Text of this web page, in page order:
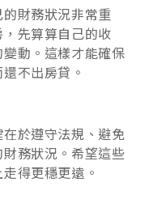
財務狀況非常重
先算算自己的收
動。這樣才能確保
不出房貸。
於遵守法規、避免
務狀況。希望這些
得更穩更遠。